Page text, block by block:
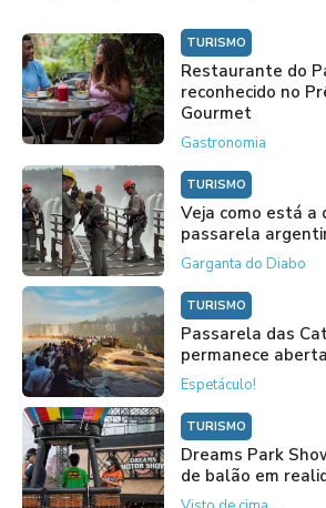
TURISMO
Restaurante do
reconhecido no
Gourmet
Gastronomia
TURISMO
Veja como está a
passarela
Garganta do Diabo
TURISMO
Passarela das
permanece
Espetáculo!
TURISMO
Dreams Park
de balão em